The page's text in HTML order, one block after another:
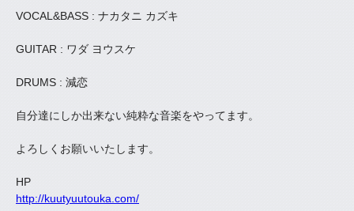
VOCAL&BASS : ナカタニ カズキ
GUITAR : ワダ ヨウスケ
DRUMS : 減恋
自分達にしか出来ない純粋な音楽をやってます。
よろしくお願いいたします。
HP
http://kuutyuutouka.com/